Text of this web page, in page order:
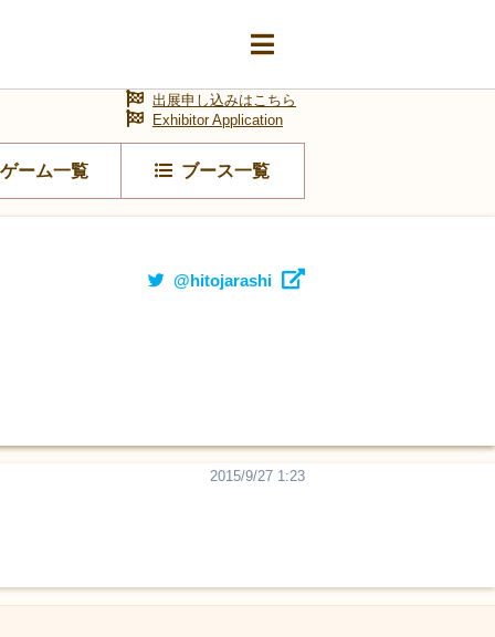
ゲーム一覧 ブース一覧
出展申し込みはこちら
Exhibitor Application
@hitojarashi
2015/9/27 1:23